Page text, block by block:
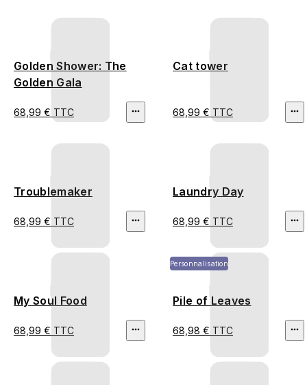
Golden Shower: The
Golden Gala
68,99 € TTC
Cat tower
68,99 € TTC
Troublemaker
68,99 € TTC
Laundry Day
68,99 € TTC
My Soul Food
68,99 € TTC
Personnalisation
Pile of Leaves
68,98 € TTC